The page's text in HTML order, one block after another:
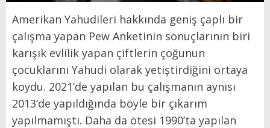
Amerikan Yahudileri hakkında geniş çaplı bir
çalışma yapan Pew Anketinin sonuçlarının biri
karışık evlilik yapan çiftlerin çoğunun
çocuklarını Yahudi olarak yetiştirdiğini ortaya
koydu. 2021’de yapılan bu çalışmanın aynısı
2013’de yapıldığında böyle bir çıkarım
yapılmamıştı. Daha da ötesi 1990’ta yapılan